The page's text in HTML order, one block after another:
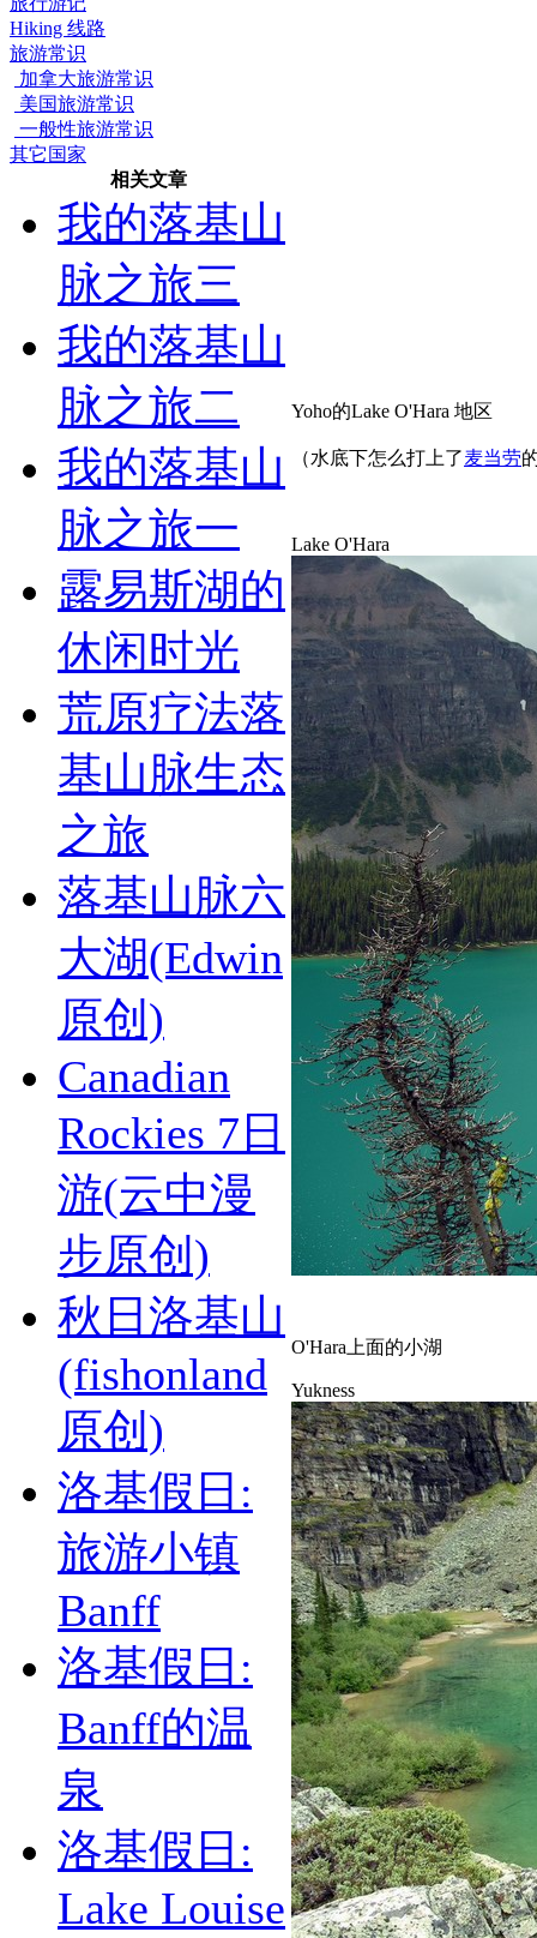
Hiking 线路
旅游常识
加拿大旅游常识
美国旅游常识
一般性旅游常识
其它国家
相关文章
我的落基山
脉之旅三
我的落基山
脉之旅二
我的落基山
脉之旅一
露易斯湖的
休闲时光
荒原疗法落
基山脉生态
之旅
落基山脉六
大湖(Edwin
原创)
Canadian
Rockies 7日
游(云中漫
步原创)
秋日洛基山
(fishonland
原创)
洛基假日:
旅游小镇
Banff
洛基假日:
Banff的温
泉
洛基假日:
Lake Louise
Yoho的Lake O'Hara 地区
（水底下怎么打上了麦当劳
Lake O'Hara
O'Hara上面的小湖
Yukness